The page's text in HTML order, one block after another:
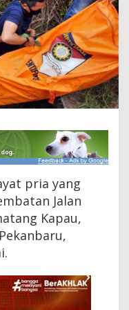
pria yang
Jalan
Kapau,